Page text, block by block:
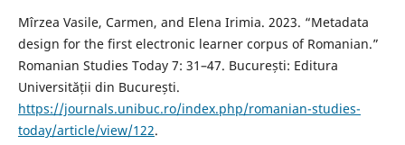
Mîrzea Vasile, Carmen, and Elena Irimia. 2023. “Metadata
design for the first electronic learner corpus of Romanian.”
Romanian Studies Today 7: 31–47. București: Editura
Universității din București.
https://journals.unibuc.ro/index.php/romanian-studies-
today/article/view/122.